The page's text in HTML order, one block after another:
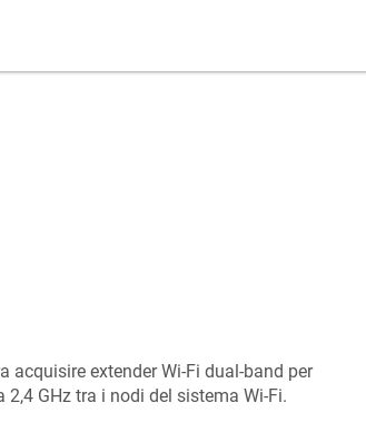
acquisire extender Wi‑Fi dual-band per
GHz tra i nodi del sistema Wi‑Fi.